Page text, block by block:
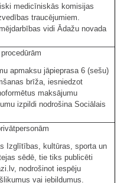
medicīniskās komisijas
traucējumiem.
vidi Ādažu novada
apmaksu jāpieprasa 6 (sešu)
brīža, iesniedzot
maksājumu
izpildi nodrošina Sociālais
Izglītības, kultūras, sporta un
sēdē, tie tiks publicēti
nodrošinot iespēju
vai iebildumus.